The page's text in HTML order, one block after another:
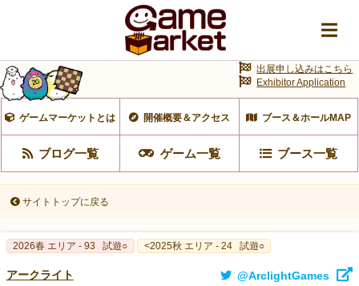
ゲームマーケットとは 開催概要＆アクセス ブース＆ホールMAP
ブログ一覧 ゲーム一覧 ブース一覧
出展申し込みはこちら
Exhibitor Application
サイトトップに戻る
2026春 エリア - 93 試遊○ <2025秋 エリア - 24 試遊○
アークライト @ArclightGames